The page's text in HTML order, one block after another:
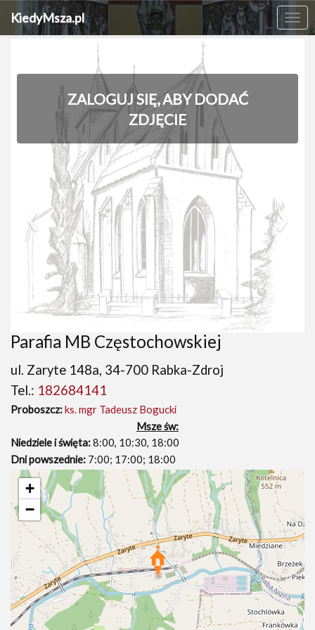
KiedyMsza.pl
ZALOGUJ SIĘ, ABY DODAĆ
ZDJĘCIE
‹ ›
Parafia MB Częstochowskiej
ul. Zaryte 148a, 34-700 Rabka-Zdroj
Tel.: 182684141
Proboszcz:ks. mgr Tadeusz Bogucki
Msze św:
Niedziele i święta:8:00, 10:30, 18:00
Dni powszednie: 7:00; 17:00; 18:00
+
−